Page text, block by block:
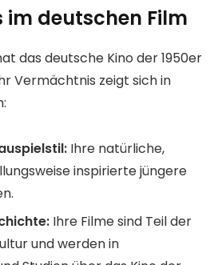
deutschen Film
das deutsche Kino der 1950er
Vermächtnis zeigt sich in
Ihre natürliche,
inspirierte jüngere
Ihre Filme sind Teil der
und werden in